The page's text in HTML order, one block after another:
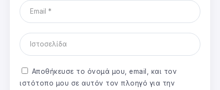
Αποθήκευσε το όνομά μου, email, και τον
ιστότοπο μου σε αυτόν τον πλοηγό για την